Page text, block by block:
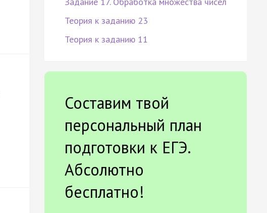
Теория к заданию 23
Теория к заданию 11
Составим твой
персональный план
подготовки к ЕГЭ.
Абсолютно
бесплатно!